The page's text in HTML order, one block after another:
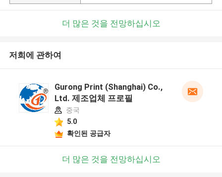
더 많은 것을 전망하십시오
저희에 관하여
Gurong Print (Shanghai) Co.,
Ltd. 제조업체 프로필
중국
5.0
확인된 공급자
더 많은 것을 전망하십시오